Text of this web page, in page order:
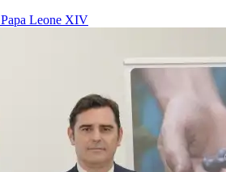
Papa Leone XIV